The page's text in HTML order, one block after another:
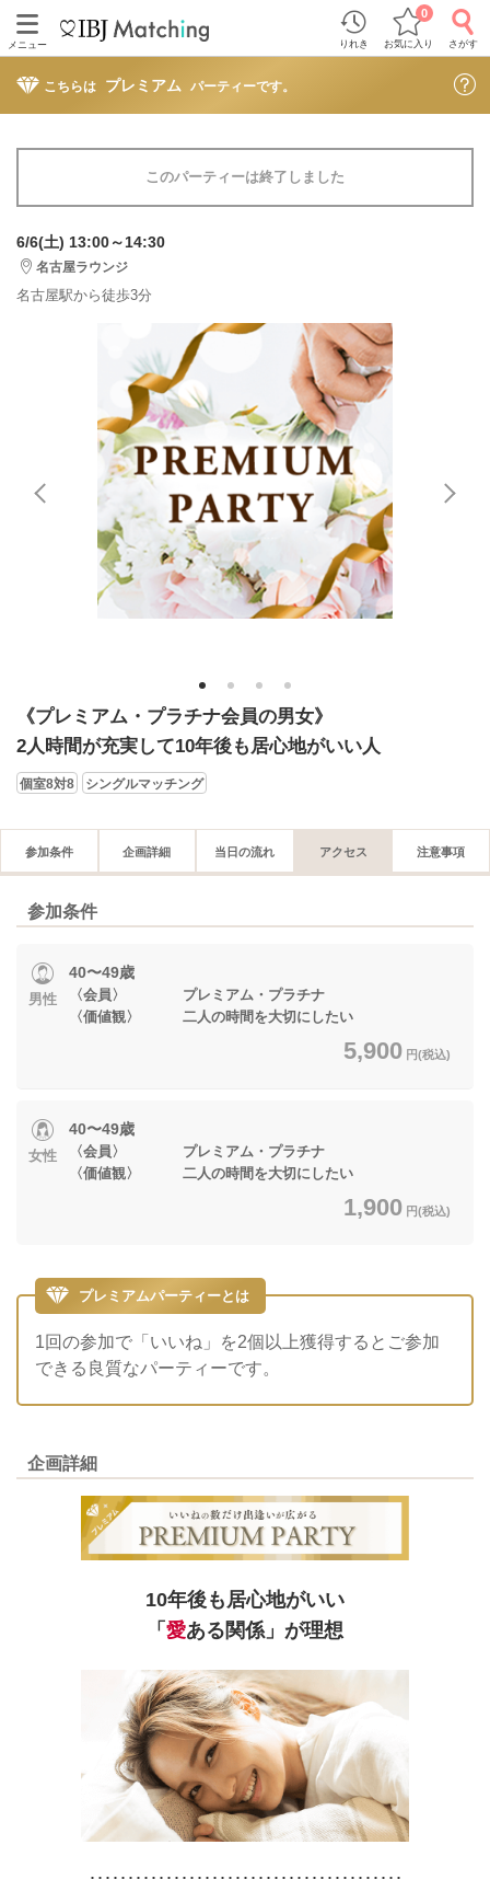
メニュー りれき お気に入り
0
さがす
こちらは プレミアム パーティーです。
このパーティーは終了しました
6/6(土) 13:00～14:30
名古屋ラウンジ
名古屋駅から徒歩3分
1 2 3 4
《プレミアム・プラチナ会員の男女》
2人時間が充実して10年後も居心地がいい人
個室8対8 シングルマッチング
参加条件 企画詳細 当日の流れ アクセス 注意事項
参加条件
男性
40〜49歳
〈会員〉 プレミアム・プラチナ
〈価値観〉 二人の時間を大切にしたい
5,900 円(税込)
女性
40〜49歳
〈会員〉 プレミアム・プラチナ
〈価値観〉 二人の時間を大切にしたい
1,900 円(税込)
プレミアムパーティーとは
1回の参加で「いいね」を2個以上獲得するとご参加
できる良質なパーティーです。
企画詳細
10年後も居心地がいい
「 愛ある関係」が理想
･････････････････････････････････････････